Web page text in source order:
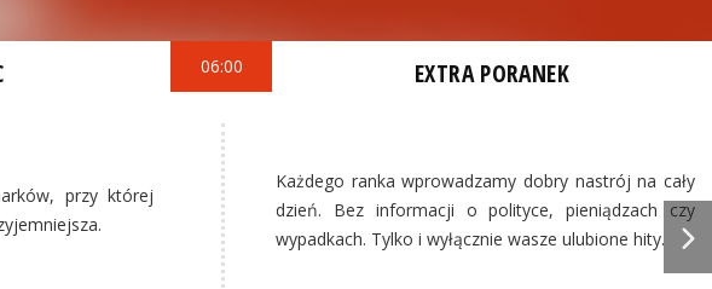
przy której
06:00 EXTRA PORANEK
Każdego ranka wprowadzamy dobry nastrój na cały
dzień. Bez informacji o polityce, pieniądzach czy
wypadkach. Tylko i wyłącznie wasze ulubione hity.